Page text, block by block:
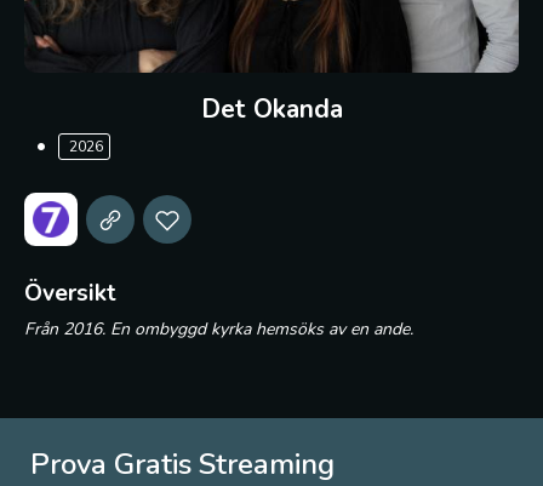
Det Okanda
2026
Översikt
Från 2016. En ombyggd kyrka hemsöks av en ande.
Prova Gratis Streaming